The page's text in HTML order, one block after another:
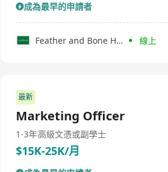
成為最早的申請者
Feather and Bone Holdings Limited 線上
最新
Marketing Officer
1-3年高級文憑或副學士
$15K-25K/月